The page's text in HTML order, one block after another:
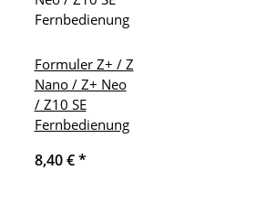
Formuler Z+ / Z
Nano / Z+ Neo
/ Z10 SE
Fernbedienung
8,40 €*